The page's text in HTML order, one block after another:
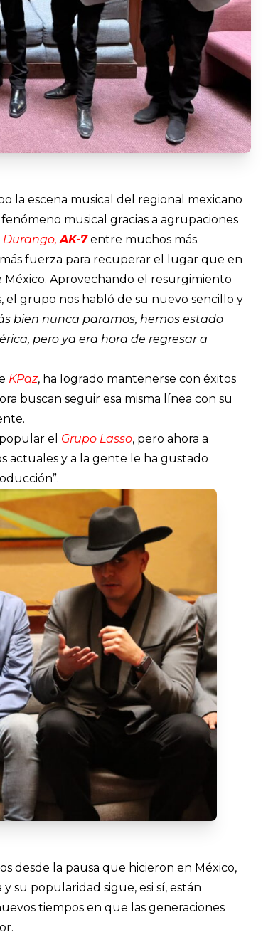
la escena musical del regional mexicano
musical gracias a agrupaciones
Durango,AK-7entre muchos más.
fuerza para recuperar el lugar que en
Aprovechando el resurgimiento
el grupo nos habló de su nuevo sencillo y
bien nunca paramos, hemos estado
pero ya era hora de regresar a
KPaz, ha logrado mantenerse con éxitos
buscan seguir esa misma línea con su
el Grupo Lasso, pero ahora a
actuales y a la gente le ha gustado
desde la pausa que hicieron en México,
su popularidad sigue, esi sí, están
tiempos en que las generaciones